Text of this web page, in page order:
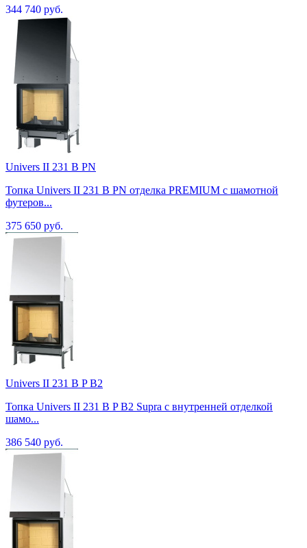
344 740 руб.
Univers II 231 B PN
Топка Univers II 231 B PN отделка PREMIUM с шамотной
футеров...
375 650 руб.
Univers II 231 B P B2
Топка Univers II 231 B P B2 Supra с внутренней отделкой
шамо...
386 540 руб.